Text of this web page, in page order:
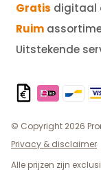
Gratis digitaal
Ruim
Uitstekende
© Copyright 2026
Privacy & disclaimer
Alle prijzen zijn